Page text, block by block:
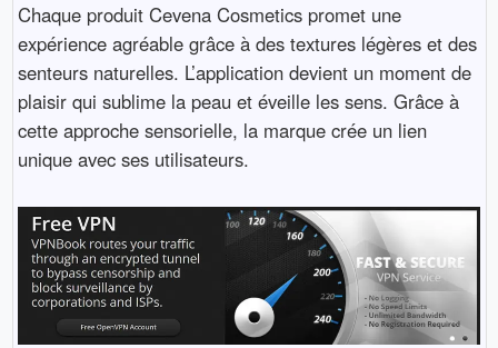
Chaque produit Cevena Cosmetics promet une
expérience agréable grâce à des textures légères et des
senteurs naturelles. L’application devient un moment de
plaisir qui sublime la peau et éveille les sens. Grâce à
cette approche sensorielle, la marque crée un lien
unique avec ses utilisateurs.